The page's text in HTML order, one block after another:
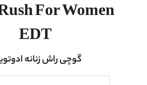
For Women
EDT
گوچی راش زنانه